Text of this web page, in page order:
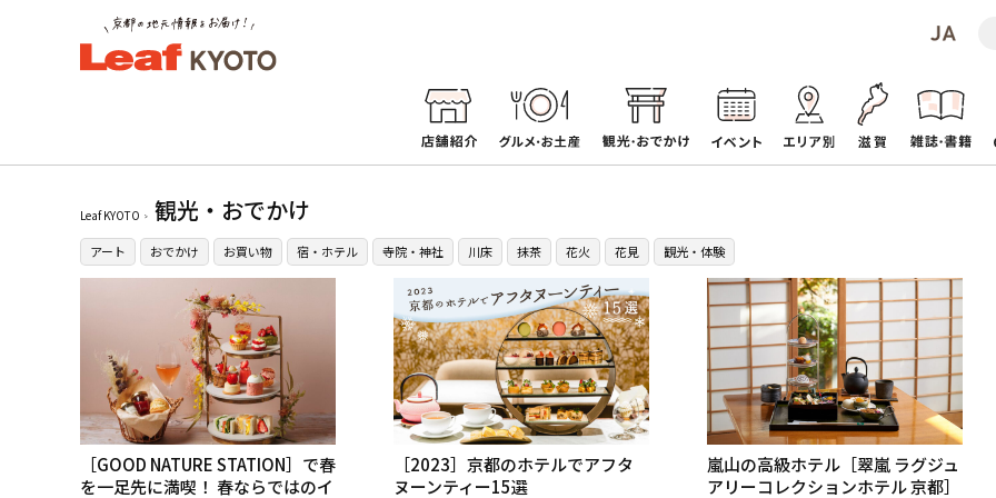
Leaf KYOTO 観光・おでかけ
アート おでかけ お買い物 宿・ホテル 寺院・神社 川床 抹茶 花火 花見 観光・体験
［GOOD NATURE STATION］で春
を一足先に満喫！ 春ならではのイ
［2023］京都のホテルでアフタ
ヌーンティー15選
嵐山の高級ホテル［翠嵐 ラグジュ
アリーコレクションホテル 京都］